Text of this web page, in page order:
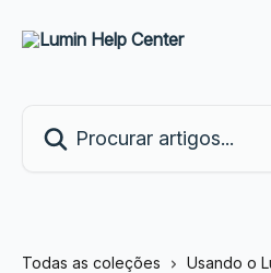
Todas as coleções Usando o